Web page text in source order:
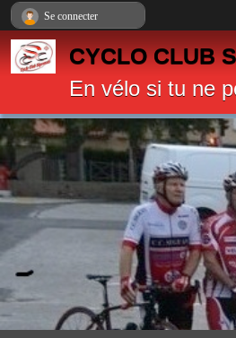
CYCLO CLUB
En vélo si tu ne
Se connecter
Panneau de gestion des cookies